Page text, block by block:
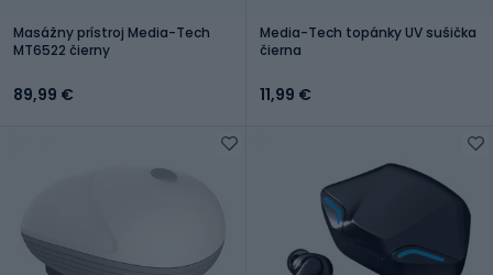
Masážny prístroj Media-Tech
MT6522 čierny
89,99 €
Media-Tech topánky UV sušička
čierna
11,99 €